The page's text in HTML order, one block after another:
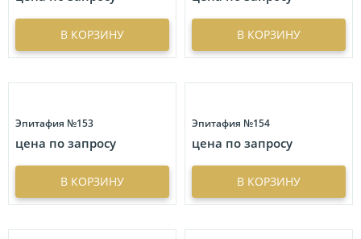
Фон
6
Цветы
24
Портреты на стекле с орнаментом
Портреты больших размеров
8
Объемные изображения
3
Металлофото
Нестандартные формы
кг. кг.
Скидка
%
%
Сбросить
В КОРЗИНУ В КОРЗИНУ
Эпитафия №153
цена по запросу
В КОРЗИНУ
Эпитафия №154
цена по запросу
В КОРЗИНУ